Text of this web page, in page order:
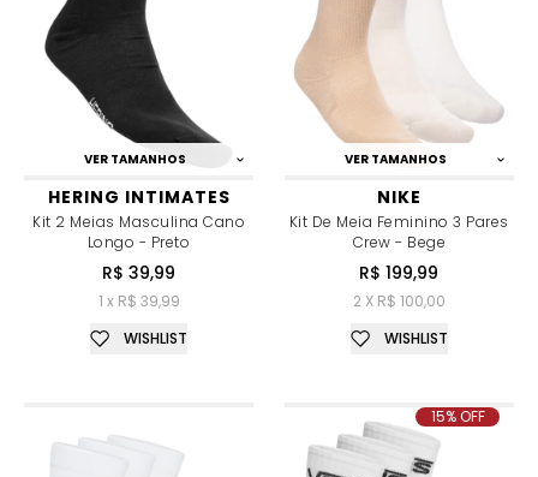
VER TAMANHOS
HERING INTIMATES
Kit 2 Meias Masculina Cano
Longo - Preto
R$ 39,99
1 x R$ 39,99
WISHLIST
VER TAMANHOS
NIKE
Kit De Meia Feminino 3 Pares
Crew - Bege
R$ 199,99
2 X R$ 100,00
WISHLIST
15% OFF